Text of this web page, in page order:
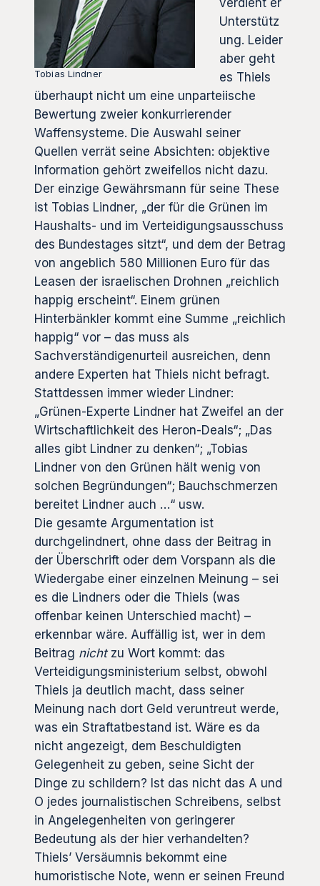
Tobias Lindner
Unterstütz
ung. Leider
aber geht
es Thiels
überhaupt nicht um eine unparteiische
Bewertung zweier konkurrierender
Waffensysteme. Die Auswahl seiner
Quellen verrät seine Absichten: objektive
Information gehört zweifellos nicht dazu.
Der einzige Gewährsmann für seine These
ist Tobias Lindner, „der für die Grünen im
Haushalts- und im Verteidigungsausschuss
des Bundestages sitzt“, und dem der Betrag
von angeblich 580 Millionen Euro für das
Leasen der israelischen Drohnen „reichlich
happig erscheint“. Einem grünen
Hinterbänkler kommt eine Summe „reichlich
happig“ vor – das muss als
Sachverständigenurteil ausreichen, denn
andere Experten hat Thiels nicht befragt.
Stattdessen immer wieder Lindner:
„Grünen-Experte Lindner hat Zweifel an der
Wirtschaftlichkeit des Heron-Deals“; „Das
alles gibt Lindner zu denken“; „Tobias
Lindner von den Grünen hält wenig von
solchen Begründungen“; Bauchschmerzen
bereitet Lindner auch …“ usw.
Die gesamte Argumentation ist
durchgelindnert, ohne dass der Beitrag in
der Überschrift oder dem Vorspann als die
Wiedergabe einer einzelnen Meinung – sei
es die Lindners oder die Thiels (was
offenbar keinen Unterschied macht) –
erkennbar wäre. Auffällig ist, wer in dem
Beitrag nichtzu Wort kommt: das
Verteidigungsministerium selbst, obwohl
Thiels ja deutlich macht, dass seiner
Meinung nach dort Geld veruntreut werde,
was ein Straftatbestand ist. Wäre es da
nicht angezeigt, dem Beschuldigten
Gelegenheit zu geben, seine Sicht der
Dinge zu schildern? Ist das nicht das A und
O jedes journalistischen Schreibens, selbst
in Angelegenheiten von geringerer
Bedeutung als der hier verhandelten?
Thiels’ Versäumnis bekommt eine
humoristische Note, wenn er seinen Freund